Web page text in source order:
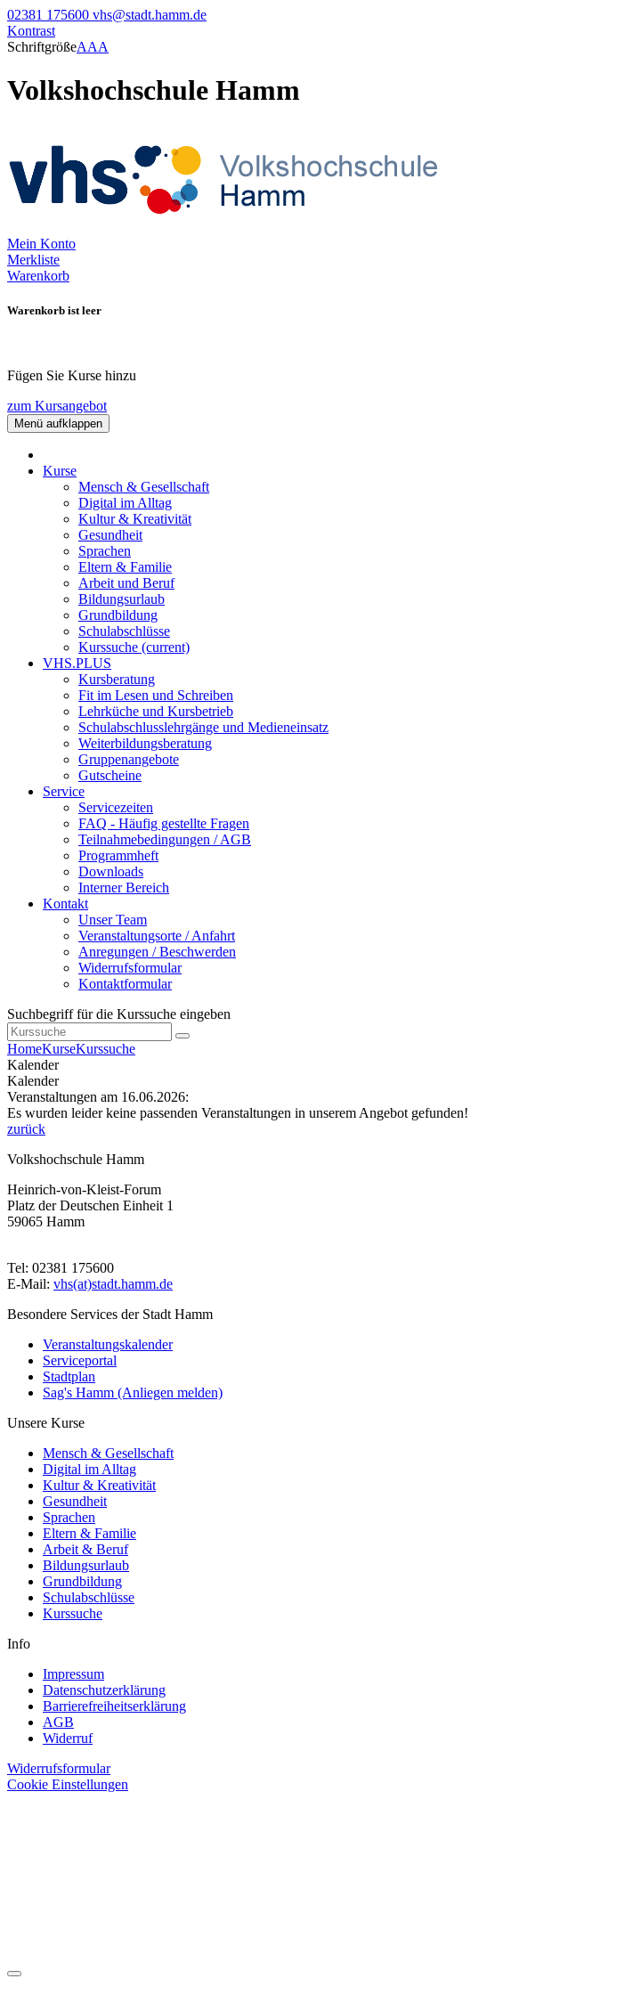
02381 175600 vhs@stadt.hamm.de
Kontrast
SchriftgrößeAAA
Volkshochschule Hamm
Mein Konto
Merkliste
Warenkorb
Warenkorb ist leer
Fügen Sie Kurse hinzu
zum Kursangebot
Menü aufklappen
Kurse
Mensch & Gesellschaft
Digital im Alltag
Kultur & Kreativität
Gesundheit
Sprachen
Eltern & Familie
Arbeit und Beruf
Bildungsurlaub
Grundbildung
Schulabschlüsse
Kurssuche (current)
VHS.PLUS
Kursberatung
Fit im Lesen und Schreiben
Lehrküche und Kursbetrieb
Schulabschlusslehrgänge und Medieneinsatz
Weiterbildungsberatung
Gruppenangebote
Gutscheine
Service
Servicezeiten
FAQ - Häufig gestellte Fragen
Teilnahmebedingungen / AGB
Programmheft
Downloads
Interner Bereich
Kontakt
Unser Team
Veranstaltungsorte / Anfahrt
Anregungen / Beschwerden
Widerrufsformular
Kontaktformular
Suchbegriff für die Kurssuche eingeben
HomeKurseKurssuche
Kalender
Kalender
Veranstaltungen am 16.06.2026:
Es wurden leider keine passenden Veranstaltungen in unserem Angebot gefunden!
zurück
Volkshochschule Hamm
Heinrich-von-Kleist-Forum
Platz der Deutschen Einheit 1
59065 Hamm
Tel: 02381 175600
E-Mail: vhs(at)stadt.hamm.de
Besondere Services der Stadt Hamm
Veranstaltungskalender
Serviceportal
Stadtplan
Sag's Hamm (Anliegen melden)
Unsere Kurse
Mensch & Gesellschaft
Digital im Alltag
Kultur & Kreativität
Gesundheit
Sprachen
Eltern & Familie
Arbeit & Beruf
Bildungsurlaub
Grundbildung
Schulabschlüsse
Kurssuche
Info
Impressum
Datenschutzerklärung
Barrierefreiheitserklärung
AGB
Widerruf
Widerrufsformular
Cookie Einstellungen